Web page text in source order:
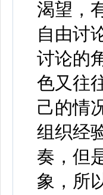
渴望，
自由讨
讨论的
色又往
己的情
组织经
奏，但
象，所